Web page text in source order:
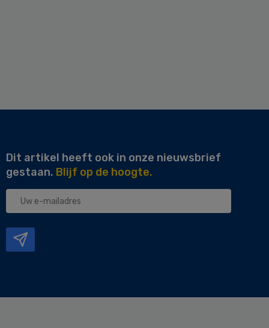
Dit artikel heeft ook in onze nieuwsbrief
gestaan. Blijf op de hoogte.
Uw